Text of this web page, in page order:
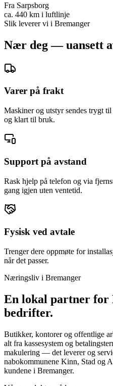
Fra Sarpsborg
ca. 440 km i luftlinje
Slik leverer vi i Bremanger
Nær deg — uansett
Varer på frakt
Maskiner og utstyr sendes trygt
og klart til bruk.
Support på avstand
Rask hjelp på telefon og via
gang igjen uten ventetid.
Fysisk ved avtale
Trenger dere oppmøte for
når det passer.
Næringsliv i Bremanger
En lokal partner for
bedrifter.
Butikker, kontorer og offentlige
alt fra kassesystem og
makulering — det leverer og
nabokommunene Kinn, Stad og
kundene i Bremanger.